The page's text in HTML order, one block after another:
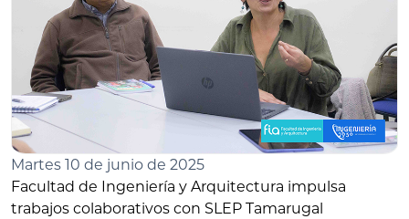
Martes 10 de junio de 2025
Facultad de Ingeniería y Arquitectura impulsa
trabajos colaborativos con SLEP Tamarugal